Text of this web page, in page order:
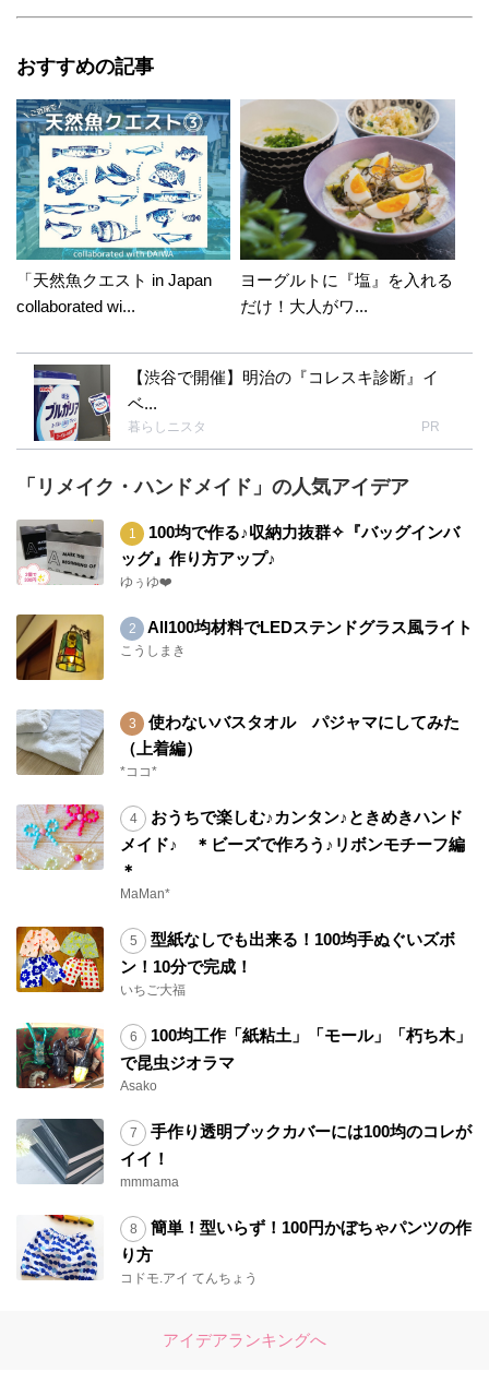
おすすめの記事
「天然魚クエスト in Japan
collaborated wi...
ヨーグルトに『塩』を入れる
だけ！大人がワ...
【渋谷で開催】明治の『コレスキ診断』イ
ベ...
暮らしニスタ PR
「リメイク・ハンドメイド」の人気アイデア
100均で作る♪収納力抜群✧『バッグインバ
ッグ』作り方アップ♪
ゆぅゆ❤️
All100均材料でLEDステンドグラス風ライト
こうしまき
使わないバスタオル パジャマにしてみた
（上着編）
*ココ*
おうちで楽しむ♪カンタン♪ときめきハンド
メイド♪ ＊ビーズで作ろう♪リボンモチーフ編
＊
MaMan*
型紙なしでも出来る！100均手ぬぐいズボ
ン！10分で完成！
いちご大福
100均工作「紙粘土」「モール」「朽ち木」
で昆虫ジオラマ
Asako
手作り透明ブックカバーには100均のコレが
イイ！
mmmama
簡単！型いらず！100円かぼちゃパンツの作
り方
コドモ.アイ てんちょう
アイデアランキングへ